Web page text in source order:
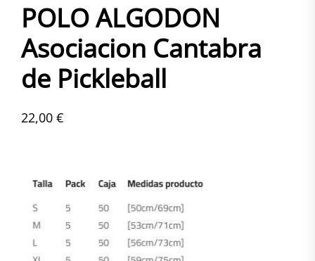
POLO ALGODON
Asociacion Cantabra
de Pickleball
22,00 €